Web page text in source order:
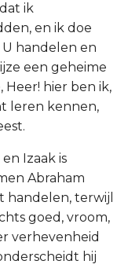
ik
en ik doe
handelen en
een geheime
Heer! hier ben ik,
leren kennen,
Izaak is
Abraham
handelen, terwijl
goed, vroom,
verhevenheid
hij